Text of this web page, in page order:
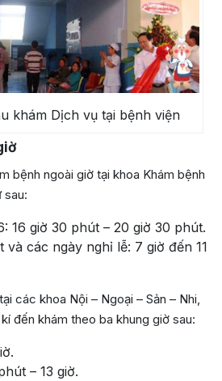
khám Dịch vụ tại bệnh viện
bệnh ngoài giờ tại khoa Khám bệnh
sau:
16 giờ 30 phút – 20 giờ 30 phút.
và các ngày nghỉ lễ: 7 giờ đến 11
các khoa Nội – Ngoại – Sản – Nhi,
đến khám theo ba khung giờ sau:
– 13 giờ.